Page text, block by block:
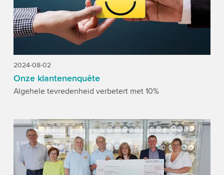
2024-08-02
Onze klantenenquête
Algehele tevredenheid verbetert met 10%